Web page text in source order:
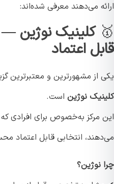
می‌دهند معرفی شده‌اند:
کلینیک نوژین —
اعتماد
از مشهورترین و معتبرترین
نوژیناست.
مرکز به‌خصوص برای افرادی که
انتخابی قابل اعتماد
نوژین؟